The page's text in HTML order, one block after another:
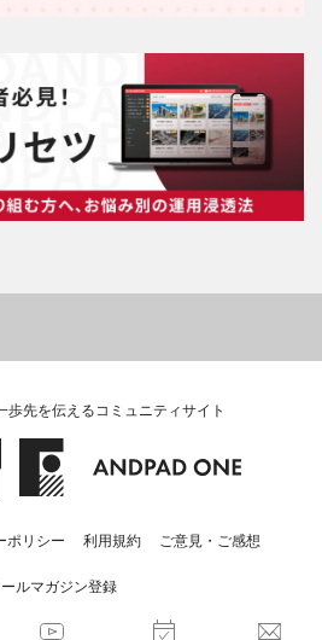
歩先を伝えるコミュニティサイト
ポリシー 利用規約 ご意見・ご感想
ールマガジン登録
Co.,Ltd. All rights reserved.